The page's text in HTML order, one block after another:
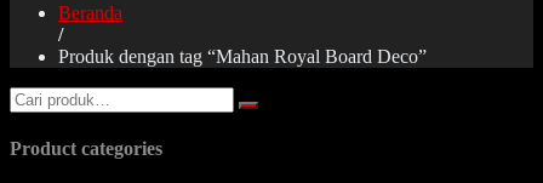
Beranda
/
Produk dengan tag “Mahan Royal Board Deco”
Product categories